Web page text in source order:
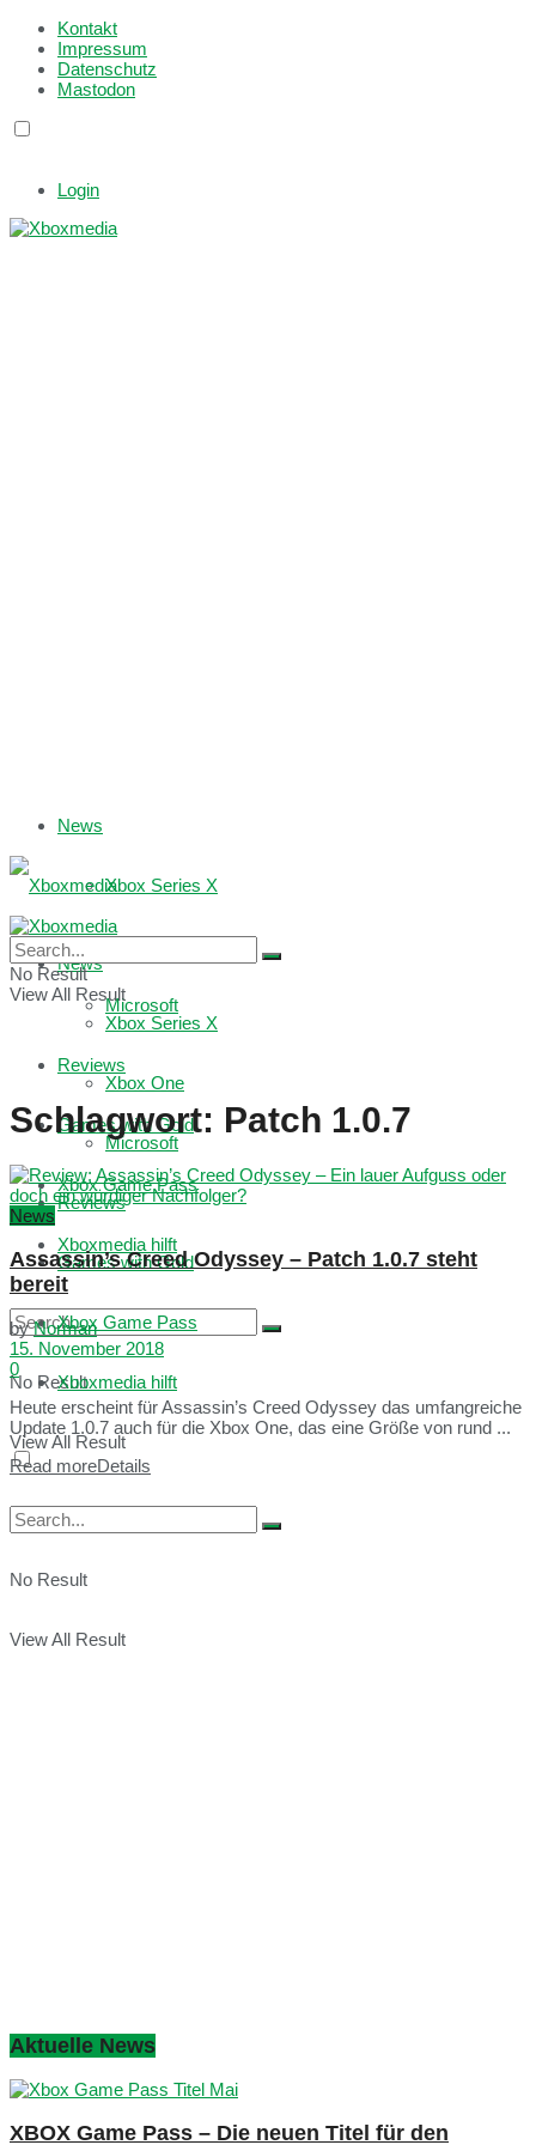
Kontakt
Impressum
Datenschutz
Mastodon
Login
News
Xbox Series X
Microsoft
Reviews
Games with Gold
Xbox Game Pass
Xboxmedia hilft
No Result
View All Result
News
Xbox Series X
Xbox One
Microsoft
Reviews
Games with Gold
Xbox Game Pass
Xboxmedia hilft
No Result
View All Result
No Result
View All Result
Schlagwort: Patch 1.0.7
News
Assassin’s Creed Odyssey – Patch 1.0.7 steht
bereit
by Norman
15. November 2018
0
Heute erscheint für Assassin’s Creed Odyssey das umfangreiche
Update 1.0.7 auch für die Xbox One, das eine Größe von rund ...
Read moreDetails
Aktuelle News
XBOX Game Pass – Die neuen Titel für den